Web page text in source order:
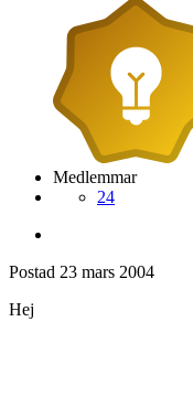
Medlemmar
24
Postad 23 mars 2004
Hej